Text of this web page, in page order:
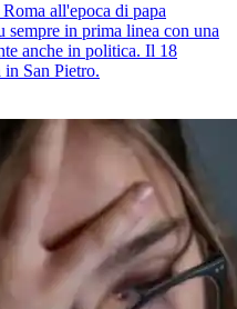
all'epoca di papa
in prima linea con una
anche in politica. Il 18
San Pietro.